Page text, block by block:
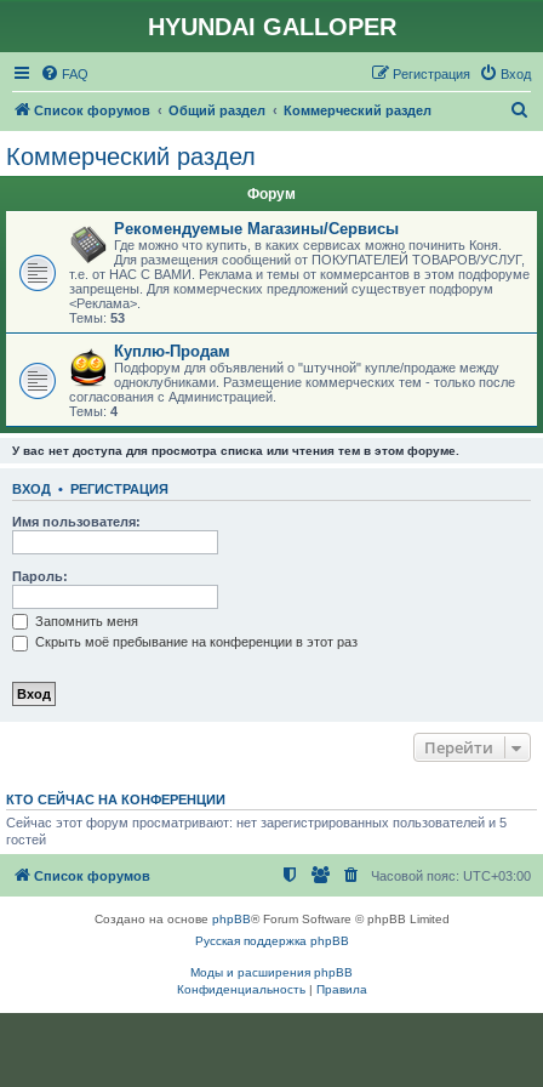
HYUNDAI GALLOPER
FAQ Вход
Регистрация
Список форумов Общий раздел Коммерческий раздел
Коммерческий раздел
Форум
Рекомендуемые Магазины/Сервисы
Где можно что купить, в каких сервисах можно починить Коня.
Для размещения сообщений от ПОКУПАТЕЛЕЙ ТОВАРОВ/УСЛУГ,
т.е. от НАС С ВАМИ. Реклама и темы от коммерсантов в этом подфоруме
запрещены. Для коммерческих предложений существует подфорум
<Реклама>.
Темы: 53
Куплю-Продам
Подфорум для объявлений о "штучной" купле/продаже между
одноклубниками. Размещение коммерческих тем - только после
согласования с Администрацией.
Темы: 4
У вас нет доступа для просмотра списка или чтения тем в этом форуме.
ВХОД • РЕГИСТРАЦИЯ
Имя пользователя:
Пароль:
Запомнить меня
Скрыть моё пребывание на конференции в этот раз
Перейти
КТО СЕЙЧАС НА КОНФЕРЕНЦИИ
Сейчас этот форум просматривают: нет зарегистрированных пользователей и 5
гостей
Список форумов Часовой пояс: UTC+03:00
Создано на основе phpBB® Forum Software © phpBB Limited
Русская поддержка phpBB
Моды и расширения phpBB
Конфиденциальность| Правила